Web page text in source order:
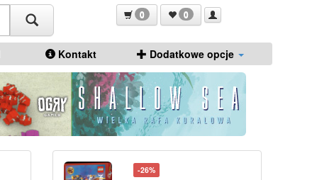
0 0
Kontakt Dodatkowe opcje
-26%